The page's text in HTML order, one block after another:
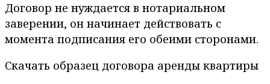
Договор не нуждается в нотариальном
заверении, он начинает действовать с
момента подписания его обеими сторонами.
Скачать образец договора аренды квартиры